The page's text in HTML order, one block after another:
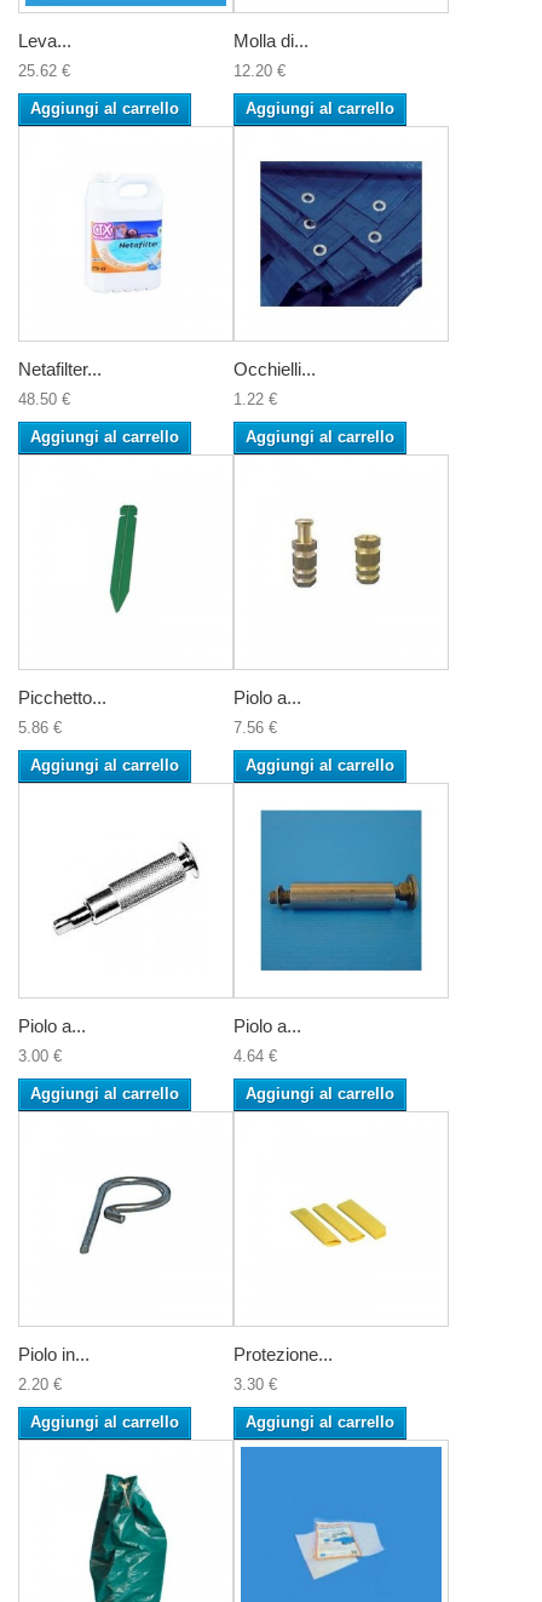
Leva...
25.62 €
Aggiungi al carrello
Molla di...
12.20 €
Aggiungi al carrello
Netafilter...
48.50 €
Aggiungi al carrello
Occhielli...
1.22 €
Aggiungi al carrello
Picchetto...
5.86 €
Aggiungi al carrello
Piolo a...
7.56 €
Aggiungi al carrello
Piolo a...
3.00 €
Aggiungi al carrello
Piolo a...
4.64 €
Aggiungi al carrello
Piolo in...
2.20 €
Aggiungi al carrello
Protezione...
3.30 €
Aggiungi al carrello